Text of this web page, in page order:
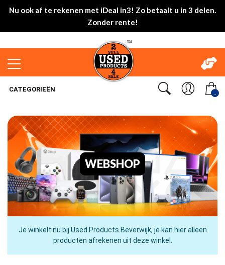
Nu ook af te rekenen met iDeal in3! Zo betaalt u in 3 delen.
Zonder rente!
..
CATEGORIEËN
WEBSHOP
Je winkelt nu bij Used Products Beverwijk, je kan hier alleen
producten afrekenen uit deze winkel.